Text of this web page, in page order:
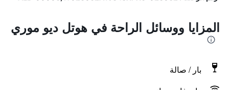
المزايا ووسائل الراحة في هوتل ديو موري
بار / صالة